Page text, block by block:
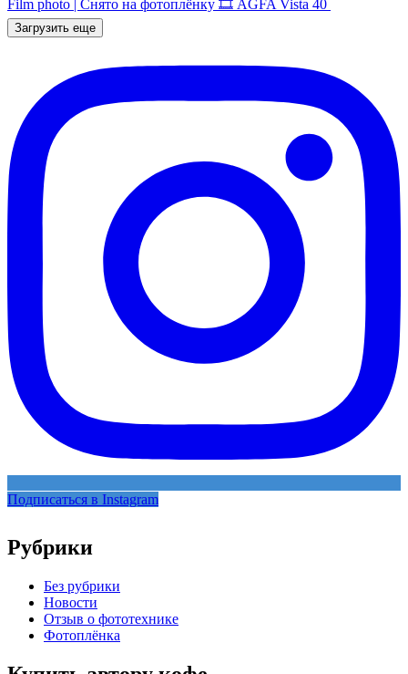
Film photo | Снято на фотоплёнку 🎞️ AGFA Vista 40
Загрузить еще
Подписаться в Instagram
Рубрики
Без рубрики
Новости
Отзыв о фототехнике
Фотоплёнка